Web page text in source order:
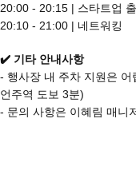
20:00 - 20:15 | 스타트업
20:10 - 21:00 | 네트워킹
✔️ 기타 안내사항
- 행사장 내 주차 지원은
언주역 도보 3분)
- 문의 사항은 이혜림 매니